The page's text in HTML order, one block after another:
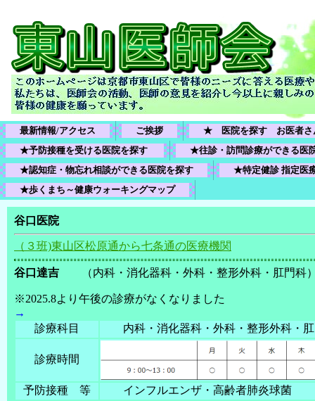
最新情報/アクセス ご挨拶
★　医院を探す　お医者
★予防接種を受ける医院を探す
★往診・訪問診療ができる医
★認知症・物忘れ相談ができる医院を探す
★特定健診 指定医
★歩くまち～健康ウォーキングマップ
谷口医院
（３班)東山区松原通から七条通の医療機関
谷口達吉 （内科・消化器科・外科・整形外科・肛門科
※2025.8より午後の診療がなくなりました
→
診療科目
内科・消化器科・外科・整形外科・肛
診療時間
予防接種 等
インフルエンザ・高齢者肺炎球